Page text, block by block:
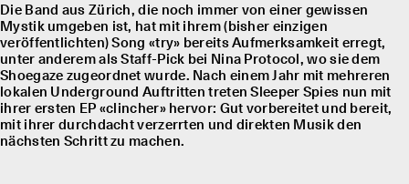
Die Band aus Zürich, die noch immer von einer gewissen
Mystik umgeben ist, hat mit ihrem (bisher einzigen
veröffentlichten) Song «try» bereits Aufmerksamkeit erregt,
unter anderem als Staff-Pick bei Nina Protocol, wo sie dem
Shoegaze zugeordnet wurde. Nach einem Jahr mit mehreren
lokalen Underground Auftritten treten Sleeper Spies nun mit
ihrer ersten EP «clincher» hervor: Gut vorbereitet und bereit,
mit ihrer durchdacht verzerrten und direkten Musik den
nächsten Schritt zu machen.